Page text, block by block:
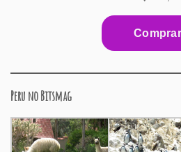
Peru no Bitsmag